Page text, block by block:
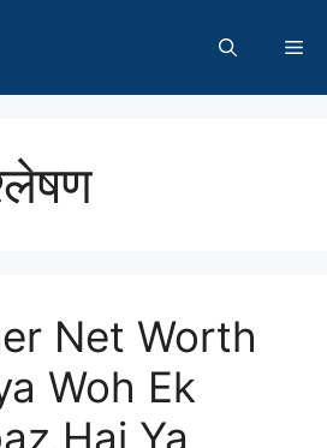
Net Worth
Woh Ek
Hai Ya